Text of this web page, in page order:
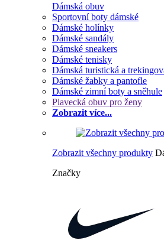
Dámská obuv
Sportovní boty dámské
Dámské holínky
Dámské sandály
Dámské sneakers
Dámské tenisky
Dámská turistická a
Dámské žabky a pantofle
Dámské zimní boty a sněhule
Plavecká obuv pro ženy
Zobrazit více...
Zobrazit všechny produkty
Značky